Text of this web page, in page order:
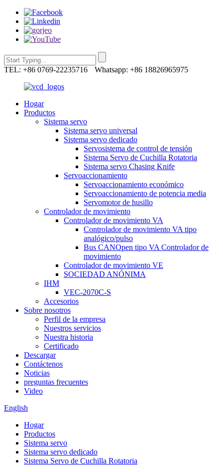
TEL: +86 0769-22235716 Whatsapp: +86 18826965975
Hogar
Productos
Sistema servo
Sistema servo universal
Sistema servo dedicado
Servosistema de control de tensión
Sistema Servo de Cuchilla Rotatoria
Sistema servo Chasing Knife
Servoaccionamiento
Servoaccionamiento económico
Servoaccionamiento de potencia media
Servomotor de husillo
Controlador de movimiento
Controlador de movimiento VA
Controlador de movimiento VA tipo
analógico/pulso
Bus CANOpen tipo VA Controlador de
movimiento
Controlador de movimiento VE
SOCIEDAD ANÓNIMA
IHM
VEC-2070C-S
Accesorios
Sobre nosotros
Perfil de la empresa
Nuestros servicios
Nuestra historia
Certificado
Descargar
Contáctenos
Noticias
preguntas frecuentes
Video
English
Hogar
Productos
Sistema servo
Sistema servo dedicado
Sistema Servo de Cuchilla Rotatoria